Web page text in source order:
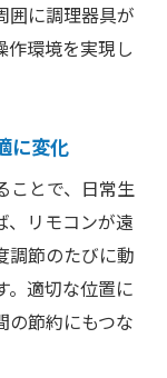
囲に調理器具が
作環境を実現し
に変化
ことで、日常生
、リモコンが遠
調節のたびに動
。適切な位置に
の節約にもつな